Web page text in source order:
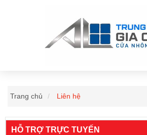
Trang chủ Liên hệ
HỖ TRỢ TRỰC TUYẾN